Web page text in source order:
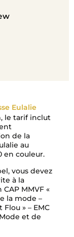
Eulalie
le tarif inclut
de la
au
en couleur.
vous devez
à la
MMVF «
la mode –
» – EMC
et de